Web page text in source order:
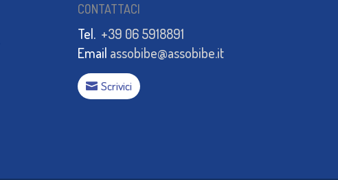
CONTATTACI
Tel. +39 06 5918891
Email assobibe@assobibe.it
Scrivici